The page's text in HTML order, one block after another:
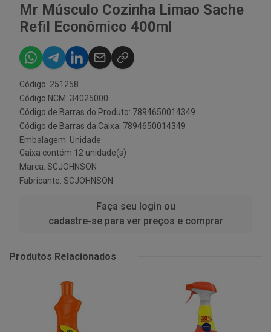
Mr Músculo Cozinha Limao Sache
Refil Econômico 400ml
Código: 251258
Código NCM: 34025000
Código de Barras do Produto: 7894650014349
Código de Barras da Caixa: 7894650014349
Embalagem: Unidade
Caixa contém 12 unidade(s)
Marca: SCJOHNSON
Fabricante: SCJOHNSON
Faça seu login ou
cadastre-se para ver preços e comprar
Produtos Relacionados